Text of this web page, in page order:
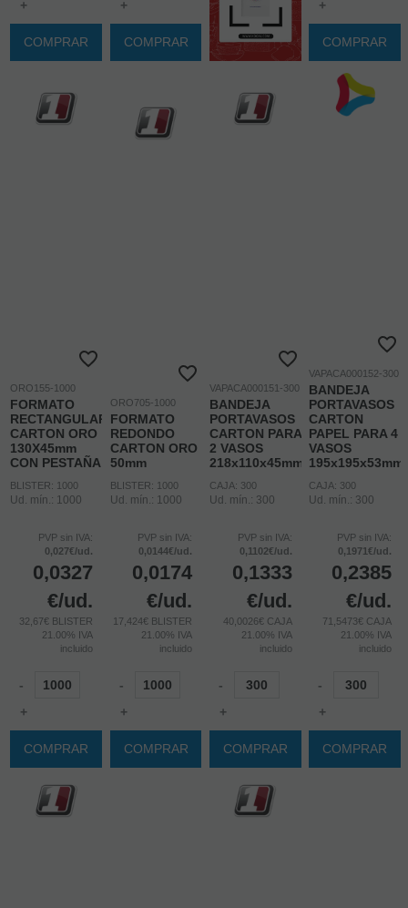
+
COMPRAR
+
COMPRAR
+
COMPRAR
ORO155-1000
FORMATO
RECTANGULAR
CARTON ORO
130X45mm
CON PESTAÑA
BLISTER: 1000
Ud. mín.: 1000
PVP sin IVA:
0,027€/ud.
0,0327
€/ud.
32,67€ BLISTER
21.00% IVA
incluido
-
+
COMPRAR
ORO705-1000
FORMATO
REDONDO
CARTON ORO
50mm
BLISTER: 1000
Ud. mín.: 1000
PVP sin IVA:
0,0144€/ud.
0,0174
€/ud.
17,424€ BLISTER
21.00% IVA
incluido
-
+
COMPRAR
VAPACA000151-300
BANDEJA
PORTAVASOS
CARTON PARA
2 VASOS
218x110x45mm
CAJA: 300
Ud. mín.: 300
PVP sin IVA:
0,1102€/ud.
0,1333
€/ud.
40,0026€ CAJA
21.00% IVA
incluido
-
+
COMPRAR
VAPACA000152-300
BANDEJA
PORTAVASOS
CARTON
PAPEL PARA 4
VASOS
195x195x53mm
CAJA: 300
Ud. mín.: 300
PVP sin IVA:
0,1971€/ud.
0,2385
€/ud.
71,5473€ CAJA
21.00% IVA
incluido
-
+
COMPRAR